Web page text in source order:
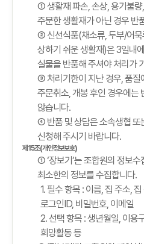
① 생활재 파손, 손상, 용기불
주문한 생활재가 아닌 경우 반
② 신선식품(채소류, 두부/어묵
상하기 쉬운 생활재)은 3일내
실물을 반품해 주셔야 처리가
③ 처리기한이 지난 경우, 품질
주문취소, 개봉 후인 경우에는
않습니다.
④ 반품 및 상담은 소속생협 또
신청해 주시기 바랍니다.
제15조(개인정보보호)
① ‘장보기’는 조합원의 정보
최소한의 정보를 수집합니다.
1. 필수 항목 : 이름, 집 주소,
로그인ID, 비밀번호, 이메일
2. 선택 항목 : 생년월일, 이용
희망활동 등